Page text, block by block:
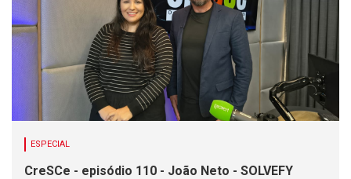
ESPECIAL
CreSCe - episódio 110 - João Neto - SOLVEFY